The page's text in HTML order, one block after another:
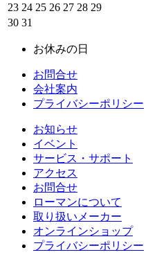
23 24 25 26 27 28 29
30 31
お休みの日
お問合せ
会社案内
プライバシーポリシー
お知らせ
イベント
サービス・サポート
アクセス
お問合せ
ローマンについて
取り扱いメーカー
オンラインショップ
プライバシーポリシー